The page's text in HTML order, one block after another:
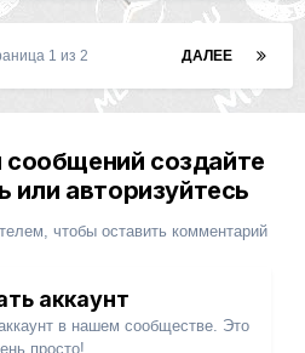
ДАЛЕЕ
1 из 2
создайте
или авторизуйтесь
чтобы оставить комментарий
аккаунт
в нашем сообществе. Это
просто!